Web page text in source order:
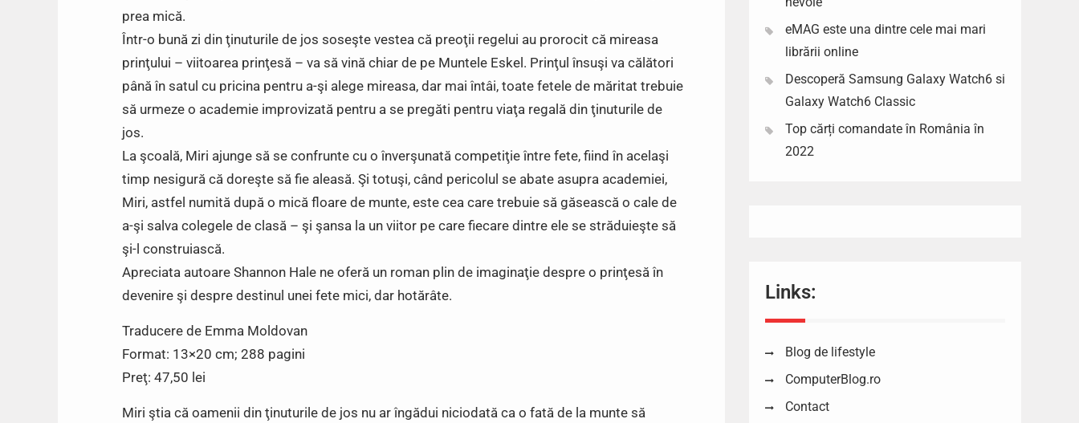
prea mică.
Într-o bună zi din ţinuturile de jos soseşte vestea că preoţii regelui au prorocit că mireasa
prinţului – viitoarea prinţesă – va să vină chiar de pe Muntele Eskel. Prinţul însuşi va călători
până în satul cu pricina pentru a-şi alege mireasa, dar mai întâi, toate fetele de măritat trebuie
să urmeze o academie improvizată pentru a se pregăti pentru viaţa regală din ţinuturile de
jos.
La şcoală, Miri ajunge să se confrunte cu o înverşunată competiţie între fete, fiind în acelaşi
timp nesigură că doreşte să fie aleasă. Şi totuşi, când pericolul se abate asupra academiei,
Miri, astfel numită după o mică floare de munte, este cea care trebuie să găsească o cale de
a-şi salva colegele de clasă – şi şansa la un viitor pe care fiecare dintre ele se străduieşte să
şi-l construiască.
Apreciata autoare Shannon Hale ne oferă un roman plin de imaginaţie despre o prinţesă în
devenire şi despre destinul unei fete mici, dar hotărâte.
Traducere de Emma Moldovan
Format: 13×20 cm; 288 pagini
Preţ: 47,50 lei
Miri ştia că oamenii din ţinuturile de jos nu ar îngădui niciodată ca o fată de la munte să
eMAG este una dintre cele mai mari
librării online
Descoperă Samsung Galaxy Watch6 si
Galaxy Watch6 Classic
Top cărți comandate în România în
2022
Links:
Blog de lifestyle
ComputerBlog.ro
Contact